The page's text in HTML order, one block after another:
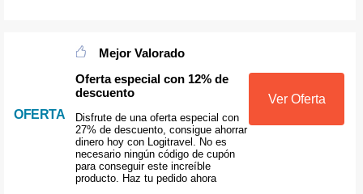
OFERTA
Mejor Valorado
Oferta especial con 12% de
descuento
Disfrute de una oferta especial con
27% de descuento, consigue ahorrar
dinero hoy con Logitravel. No es
necesario ningún código de cupón
para conseguir este increíble
producto. Haz tu pedido ahora
Ver Oferta